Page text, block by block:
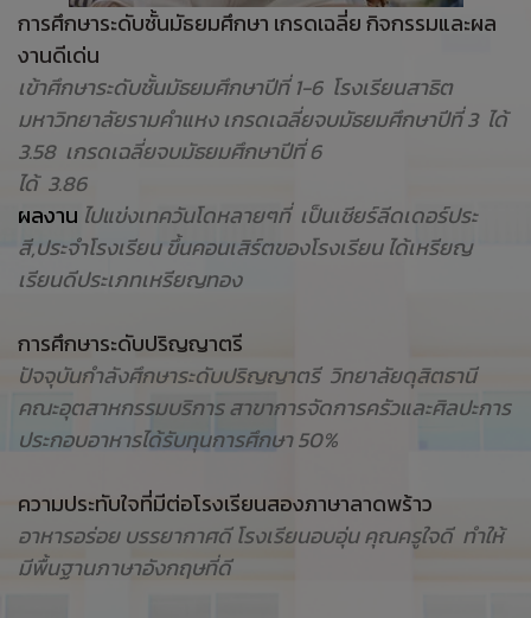
การศึกษาระดับชั้นมัธยมศึกษา เกรดเฉลี่ย กิจกรรมและผล
งานดีเด่น
เข้าศึกษาระดับชั้นมัธยมศึกษาปีที่ 1-6 โรงเรียนสาธิต
มหาวิทยาลัยรามคำแหง เกรดเฉลี่ยจบมัธยมศึกษาปีที่ 3 ได้
3.58 เกรดเฉลี่ยจบมัธยมศึกษาปีที่ 6
ได้ 3.86
ผลงาน ไปแข่งเทควันโดหลายๆที่ เป็นเชียร์ลีดเดอร์ประ
สี,ประจำโรงเรียน ขึ้นคอนเสิร์ตของโรงเรียน ได้เหรียญ
เรียนดีประเภทเหรียญทอง
การศึกษาระดับปริญญาตรี
ปัจจุบันกำลังศึกษาระดับปริญญาตรี วิทยาลัยดุสิตธานี
คณะอุตสาหกรรมบริการ สาขาการจัดการครัวและศิลปะการ
ประกอบอาหารได้รับทุนการศึกษา 50%
ความประทับใจที่มีต่อโรงเรียนสองภาษาลาดพร้าว
อาหารอร่อย บรรยากาศดี โรงเรียนอบอุ่น คุณครูใจดี ทำให้
มีพื้นฐานภาษาอังกฤษที่ดี